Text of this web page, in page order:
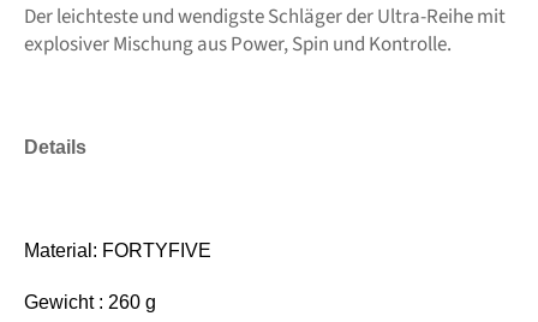
Der leichteste und wendigste Schläger der Ultra-Reihe mit
explosiver Mischung aus Power, Spin und Kontrolle.
Details
Material: FORTYFIVE
Gewicht : 260 g